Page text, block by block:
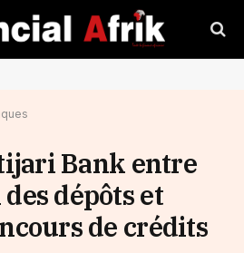
Bank entre
dépôts et
de crédits